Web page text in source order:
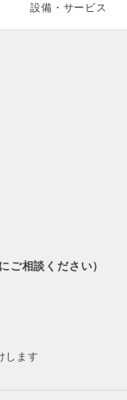
設備 ・ サービス
ご相談ください）
します